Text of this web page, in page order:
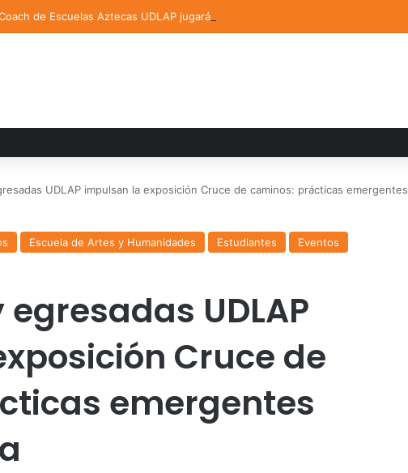
de Escuelas Aztecas UDLAP jugará el Mundial de Flag Football en Alemania
UDLAP impulsan la exposición Cruce de caminos: prácticas emergentes
Escuela de Artes y Humanidades Estudiantes
Eventos
UDLAP
Cruce de
emergentes